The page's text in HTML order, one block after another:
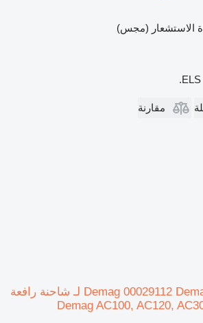
الاستشعار (مجس)
مقارنة
لوحة دائرة كهربائية Demag 00029112 Demag لـ شاحنة رافعة
Demag AC100, AC120,